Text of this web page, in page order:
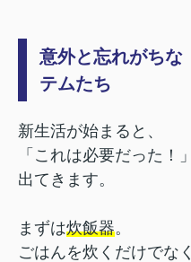
意外と忘れがちな
テムたち
新生活が始まると、
「これは必要だった！
出てきます。
まずは炊飯器。
ごはんを炊くだけでな